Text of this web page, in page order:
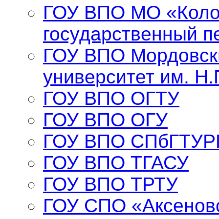
ГОУ ВПО МО
государственный
ГОУ ВПО
университет им.
ГОУ ВПО ОГТУ
ГОУ ВПО ОГУ
ГОУ ВПО
ГОУ ВПО ТГАСУ
ГОУ ВПО ТРТУ
ГОУ СПО